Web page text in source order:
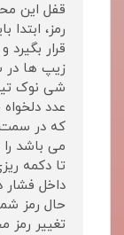
رمز، ابتدا
قرار
زیپ ها
شی نوک
عدد
که در سمت
می باشد
تا دکمه
داخل فشار
حال رمز
تغییر رمز